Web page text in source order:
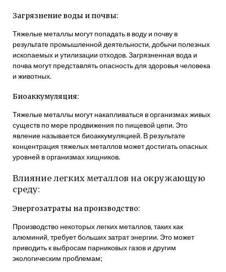
Загрязнение воды и почвы:
Тяжелые металлы могут попадать в воду и почву в
результате промышленной деятельности‚ добычи полезных
ископаемых и утилизации отходов. Загрязненная вода и
почва могут представлять опасность для здоровья человека
и животных.
Биоаккумуляция:
Тяжелые металлы могут накапливаться в организмах живых
существ по мере продвижения по пищевой цепи. Это
явление называется биоаккумуляцией. В результате
концентрация тяжелых металлов может достигать опасных
уровней в организмах хищников.
Влияние легких металлов на окружающую
среду:
Энергозатраты на производство:
Производство некоторых легких металлов‚ таких как
алюминий‚ требует больших затрат энергии. Это может
приводить к выбросам парниковых газов и другим
экологическим проблемам;